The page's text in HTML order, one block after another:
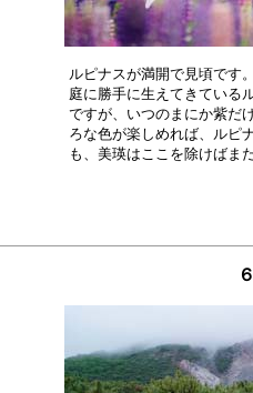
ルピナスが満開で見頃です
庭に勝手に生えてきている
ですが、いつのまにか紫だ
ろな色が楽しめれば、ルピ